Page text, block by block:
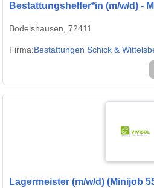
Bestattungshelfer*in (m/w/d) -
Bodelshausen, 72411
Firma:Bestattungen Schick &
Lagermeister (m/w/d) (Minijob